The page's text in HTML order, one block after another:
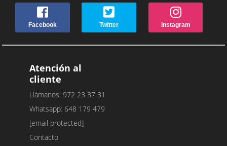
Facebook Twitter Instagram
Atención al
cliente
Llámanos: 972 23 37 31
Whatsapp: 648 179 479
[email protected]
Contacto